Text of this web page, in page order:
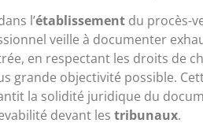
l’établissement du procès-
veille à documenter
en respectant les droits de
grande objectivité possible.
la solidité juridique du
devant les tribunaux.